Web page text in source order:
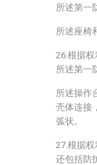
所述第一
所述座椅
26.根据
所述第一
所述操作
壳体连接
弧状。
27.根据
还包括防